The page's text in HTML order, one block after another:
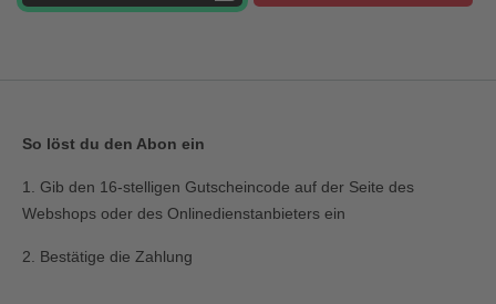
So löst du den Abon ein
1. Gib den 16-stelligen Gutscheincode auf der Seite des
Webshops oder des Onlinedienstanbieters ein
2. Bestätige die Zahlung